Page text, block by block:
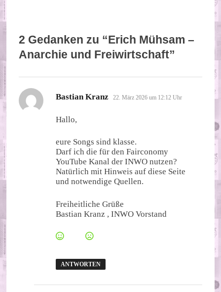
2 Gedanken zu “Erich Mühsam –
Anarchie und Freiwirtschaft”
Bastian Kranz sagt:
22. März 2026 um 12:12 Uhr
Hallo,
eure Songs sind klasse.
Darf ich die für den Fairconomy
YouTube Kanal der INWO nutzen?
Natürlich mit Hinweis auf diese Seite
und notwendige Quellen.
Freiheitliche Grüße
Bastian Kranz , INWO Vorstand
ANTWORTEN